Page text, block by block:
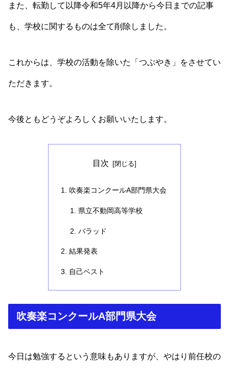
また、転勤して以降令和5年4月以降から今日までの記事
も、学校に関するものは全て削除しました。
これからは、学校の活動を除いた「つぶやき」をさせてい
ただきます。
今後ともどうぞよろしくお願いいたします。
目次
吹奏楽コンクールA部門県大会
県立不動岡高等学校
バラッド
結果発表
自己ベスト
吹奏楽コンクールA部門県大会
今日は勉強するという意味もありますが、やはり前任校の